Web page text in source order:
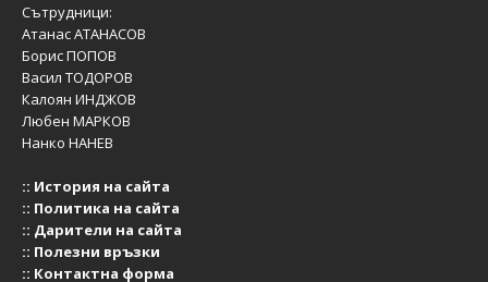
Сътрудници:
Атанас АТАНАСОВ
Борис ПОПОВ
Васил ТОДОРОВ
Калоян ИНДЖОВ
Любен МАРКОВ
Нанко НАНЕВ
:: История на сайта
:: Политика на сайта
:: Дарители на сайта
:: Полезни връзки
:: Контактна форма